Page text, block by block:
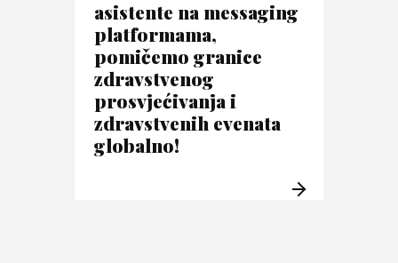
asistente na messaging
platformama,
pomičemo granice
zdravstvenog
prosvjećivanja i
zdravstvenih evenata
globalno!